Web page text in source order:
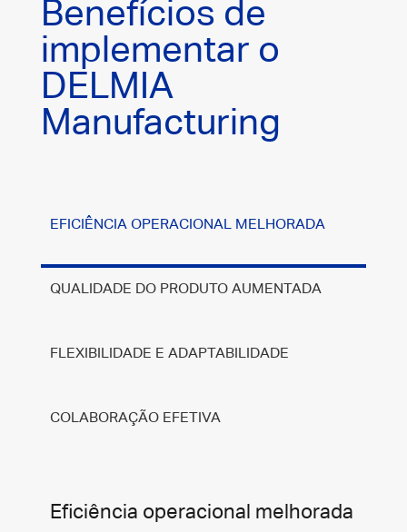
Benefícios de
implementar o
DELMIA
Manufacturing
EFICIÊNCIA OPERACIONAL MELHORADA
QUALIDADE DO PRODUTO AUMENTADA
FLEXIBILIDADE E ADAPTABILIDADE
COLABORAÇÃO EFETIVA
Eficiência operacional melhorada